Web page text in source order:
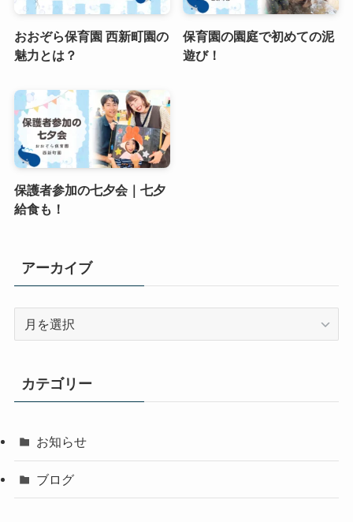
おおぞら保育園 西新町園の
魅力とは？
保育園の園庭で初めての泥
遊び！
保護者参加の七夕会｜七夕
給食も！
アーカイブ
ブ
カテゴリー
お知らせ
ブログ